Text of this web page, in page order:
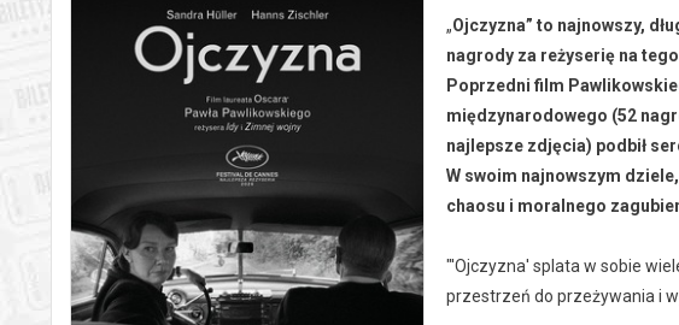
„Ojczyzna” to najnowszy,
nagrody za reżyserię na
Poprzedni film
międzynarodowego (52
najlepsze zdjęcia) podbił
W swoim najnowszym
chaosu i moralnego
"'Ojczyzna' splata w sobie
przestrzeń do przeżywania i